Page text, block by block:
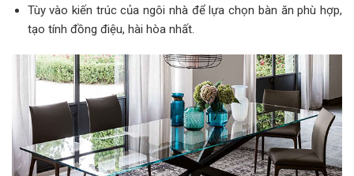
Tùy vào kiến trúc của ngôi nhà để lựa chọn bàn ăn phù hợp,
tạo tính đồng điệu, hài hòa nhất.